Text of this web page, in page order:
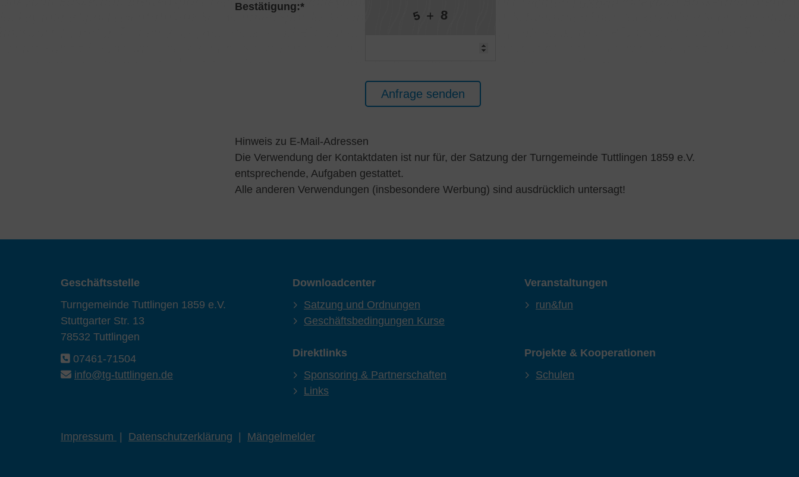
Bestätigung:*
5 8
Hinweis zu E-Mail-Adressen
Die Verwendung der Kontaktdaten ist nur für, der Satzung der Turngemeinde Tuttlingen 1859 e.V.
entsprechende, Aufgaben gestattet.
Alle anderen Verwendungen (insbesondere Werbung) sind ausdrücklich untersagt!
Geschäftsstelle
Turngemeinde Tuttlingen 1859 e.V.
Stuttgarter Str. 13
78532 Tuttlingen
07461-71504
info@tg-tuttlingen.de
Downloadcenter
Satzung und Ordnungen
Geschäftsbedingungen Kurse
Direktlinks
Sponsoring & Partnerschaften
Links
Veranstaltungen
run&fun
Projekte & Kooperationen
Schulen
Impressum Datenschutzerklärung Mängelmelder